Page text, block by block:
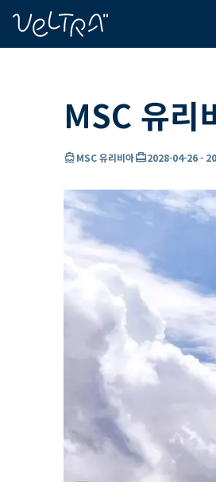
MSC 유리
directions_boatMSC 유리비아card_travel2028-04-26-